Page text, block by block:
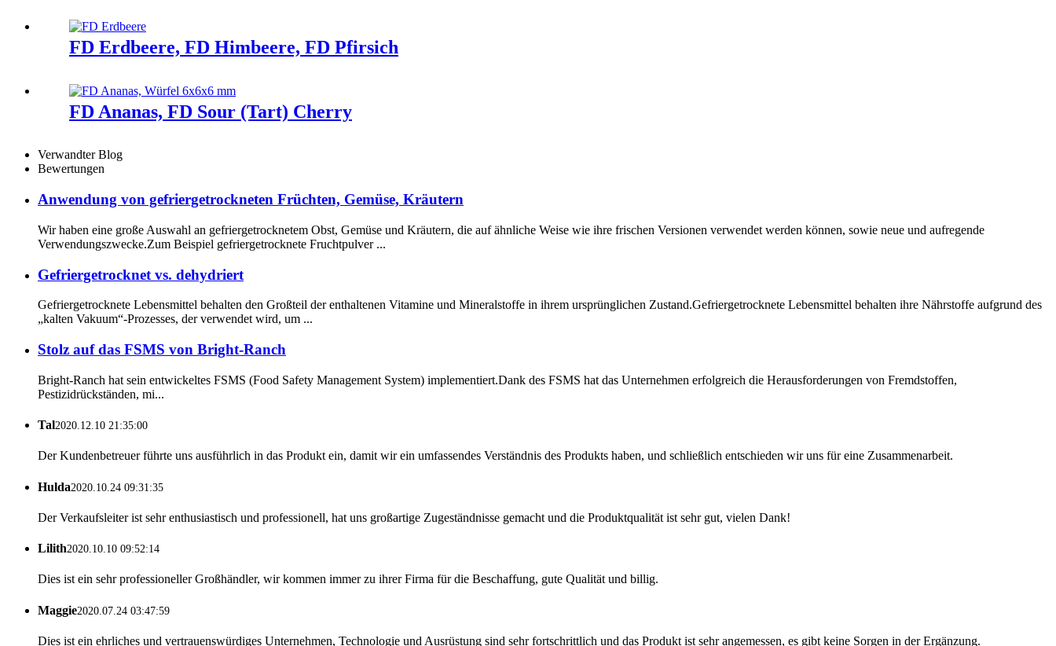
FD Erdbeere, FD Himbeere, FD Pfirsich
FD Ananas, FD Sour (Tart) Cherry
Verwandter Blog
Bewertungen
Anwendung von gefriergetrockneten Früchten, Gemüse, Kräutern
Wir haben eine große Auswahl an gefriergetrocknetem Obst, Gemüse und Kräutern, die auf ähnliche Weise wie ihre frischen Versionen verwendet werden können, sowie neue und aufregende
Verwendungszwecke.Zum Beispiel gefriergetrocknete Fruchtpulver ...
Gefriergetrocknet vs. dehydriert
Gefriergetrocknete Lebensmittel behalten den Großteil der enthaltenen Vitamine und Mineralstoffe in ihrem ursprünglichen Zustand.Gefriergetrocknete Lebensmittel behalten ihre Nährstoffe aufgrund des
„kalten Vakuum“-Prozesses, der verwendet wird, um ...
Stolz auf das FSMS von Bright-Ranch
Bright-Ranch hat sein entwickeltes FSMS (Food Safety Management System) implementiert.Dank des FSMS hat das Unternehmen erfolgreich die Herausforderungen von Fremdstoffen,
Pestizidrückständen, mi...
Tal2020.12.10 21:35:00
Der Kundenbetreuer führte uns ausführlich in das Produkt ein, damit wir ein umfassendes Verständnis des Produkts haben, und schließlich entschieden wir uns für eine Zusammenarbeit.
Hulda2020.10.24 09:31:35
Der Verkaufsleiter ist sehr enthusiastisch und professionell, hat uns großartige Zugeständnisse gemacht und die Produktqualität ist sehr gut, vielen Dank!
Lilith2020.10.10 09:52:14
Dies ist ein sehr professioneller Großhändler, wir kommen immer zu ihrer Firma für die Beschaffung, gute Qualität und billig.
Maggie2020.07.24 03:47:59
Dies ist ein ehrliches und vertrauenswürdiges Unternehmen, Technologie und Ausrüstung sind sehr fortschrittlich und das Produkt ist sehr angemessen, es gibt keine Sorgen in der Ergänzung.